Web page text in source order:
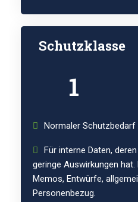
Schutzklasse
1
Normaler Schutzbedarf
Für interne Daten,
geringe Auswirkungen hat.
Memos, Entwürfe,
Personenbezug.